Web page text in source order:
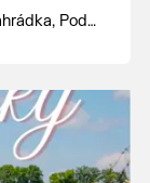
Pod